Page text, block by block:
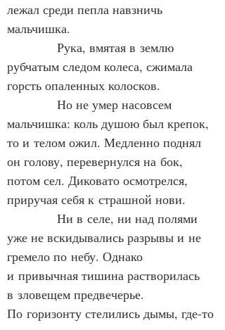
лежал среди пепла навзничь
мальчишка.
Рука, вмятая в землю
рубчатым следом колеса, сжимала
горсть опаленных колосков.
Но не умер насовсем
мальчишка: коль душою был крепок,
то и телом ожил. Медленно поднял
он голову, перевернулся на бок,
потом сел. Диковато осмотрелся,
приручая себя к страшной нови.
Ни в селе, ни над полями
уже не вскидывались разрывы и не
гремело по небу. Однако
и привычная тишина растворилась
в зловещем предвечерье.
По горизонту стелились дымы, где‑то